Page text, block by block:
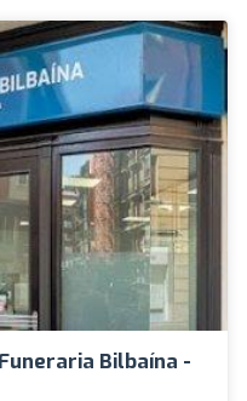
Bilbaína -